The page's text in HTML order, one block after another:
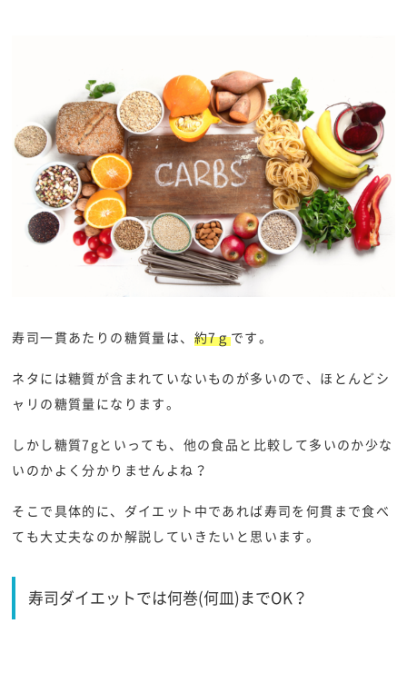
寿司一貫あたりの糖質量は、 約7ｇです。
ネタには糖質が含まれていないものが多いので、ほとんどシ
ャリの糖質量になります。
しかし糖質7gといっても、他の食品と比較して多いのか少な
いのかよく分かりませんよね？
そこで具体的に、ダイエット中であれば寿司を何貫まで食べ
ても大丈夫なのか解説していきたいと思います。
寿司ダイエットでは何巻(何皿)までOK？